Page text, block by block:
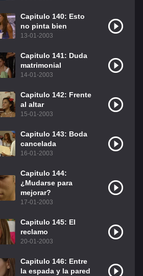
Maite Perroni
Como Assistir Legendado
Capitulo 140: Esto
no pinta bien
13-01-2003
Capitulo 141: Duda
matrimonial
14-01-2003
Capitulo 142: Frente
al altar
15-01-2003
Capitulo 143: Boda
cancelada
16-01-2003
Capitulo 144:
¿Mudarse para
mejorar?
17-01-2003
Capitulo 145: El
reclamo
20-01-2003
Capitulo 146: Entre
la espada y la pared